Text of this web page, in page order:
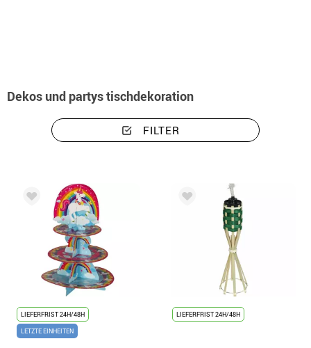
Dekos und partys tischdekoration
FILTER
LIEFERFRIST 24H/48H
LETZTE EINHEITEN
LIEFERFRIST 24H/48H